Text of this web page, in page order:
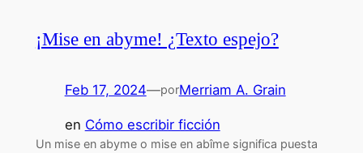
¡Mise en abyme! ¿Texto espejo?
Feb 17, 2024—porMerriam A. Grain
en Cómo escribir ficción
Un mise en abyme o mise en abîme significa puesta